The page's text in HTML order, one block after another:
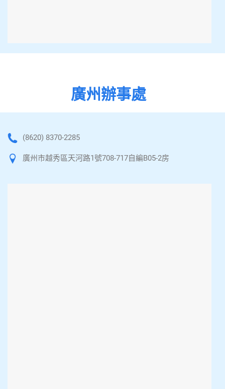
廣州辦事處
(8620) 8370-2285
廣州市越秀區天河路1號708-717自編B05-2房